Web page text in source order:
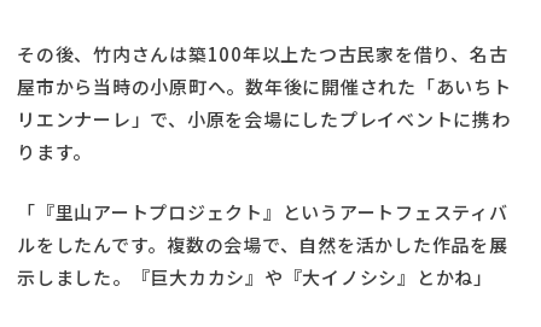
その後、竹内さんは築100年以上たつ古民家を借り、名古
屋市から当時の小原町へ。数年後に開催された「あいちト
リエンナーレ」で、小原を会場にしたプレイベントに携わ
ります。
「『里山アートプロジェクト』というアートフェスティバ
ルをしたんです。複数の会場で、自然を活かした作品を展
示しました。『巨大カカシ』や『大イノシシ』とかね」